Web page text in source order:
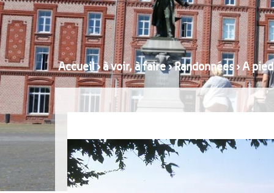
Accueil›à voir, à faire›Randonnées ›A pied